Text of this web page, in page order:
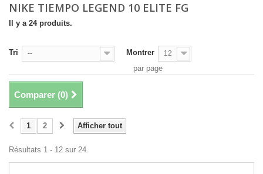
NIKE TIEMPO LEGEND 10 ELITE FG
Il y a 24 produits.
Tri -- Montrer 12
par page
Comparer (0)
Afficher tout
1 2
Résultats 1 - 12 sur 24.